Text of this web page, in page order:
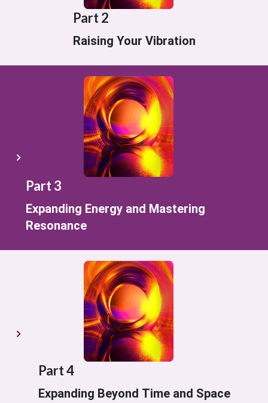
Part 2
Raising Your Vibration
Part 3
Expanding Energy and Mastering
Resonance
Part 4
Expanding Beyond Time and Space